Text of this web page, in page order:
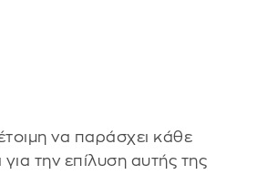
να παράσχει κάθε
την επίλυση αυτής της